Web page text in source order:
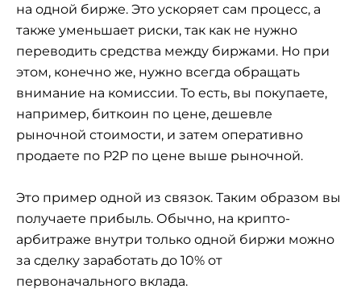
на одной бирже. Это ускоряет сам процесс, а
также уменьшает риски, так как не нужно
переводить средства между биржами. Но при
этом, конечно же, нужно всегда обращать
внимание на комиссии. То есть, вы покупаете,
например, биткоин по цене, дешевле
рыночной стоимости, и затем оперативно
продаете по P2P по цене выше рыночной.
Это пример одной из связок. Таким образом вы
получаете прибыль. Обычно, на крипто-
арбитраже внутри только одной биржи можно
за сделку заработать до 10% от
первоначального вклада.